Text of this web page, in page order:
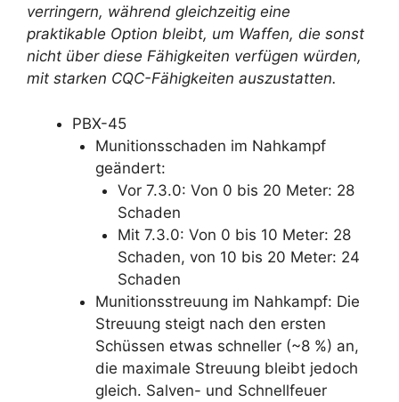
verringern, während gleichzeitig eine
praktikable Option bleibt, um Waffen, die sonst
nicht über diese Fähigkeiten verfügen würden,
mit starken CQC-Fähigkeiten auszustatten.
PBX-45
Munitionsschaden im Nahkampf
geändert:
Vor 7.3.0: Von 0 bis 20 Meter: 28
Schaden
Mit 7.3.0: Von 0 bis 10 Meter: 28
Schaden, von 10 bis 20 Meter: 24
Schaden
Munitionsstreuung im Nahkampf: Die
Streuung steigt nach den ersten
Schüssen etwas schneller (~8 %) an,
die maximale Streuung bleibt jedoch
gleich. Salven- und Schnellfeuer